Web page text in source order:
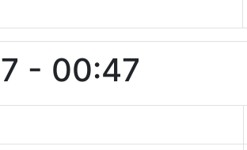
- 00:47